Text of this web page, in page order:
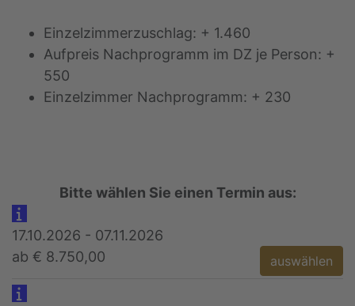
Einzelzimmerzuschlag: + 1.460
Aufpreis Nachprogramm im DZ je Person: +
550
Einzelzimmer Nachprogramm: + 230
Bitte wählen Sie einen Termin aus:
17.10.2026 - 07.11.2026
ab € 8.750,00
auswählen